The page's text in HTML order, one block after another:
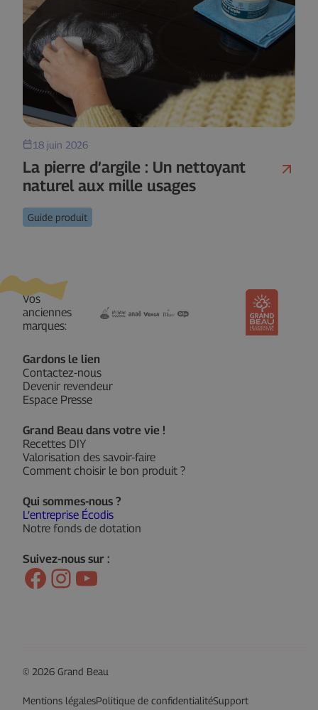
18 juin 2026
La pierre d’argile : Un nettoyant
naturel aux mille usages
Guide produit
Vos
anciennes
marques:
Gardons le lien
Contactez-nous
Devenir revendeur
Espace Presse
Grand Beau dans votre vie !
Recettes DIY
Valorisation des savoir-faire
Comment choisir le bon produit ?
Qui sommes-nous ?
L’entreprise Écodis
Notre fonds de dotation
Suivez-nous sur :
Facebook
Instagram
YouTube
© 2026 Grand Beau
Mentions légalesPolitique de confidentialitéSupport